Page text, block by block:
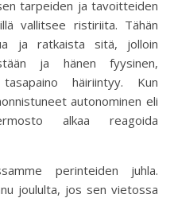
vallitsee ristiriita. Tähän
ja ratkaista sitä, jolloin
ja hänen fyysinen,
häiriintyy. Kun
autonominen eli
alkaa reagoida
perinteiden juhla.
joululta, jos sen vietossa